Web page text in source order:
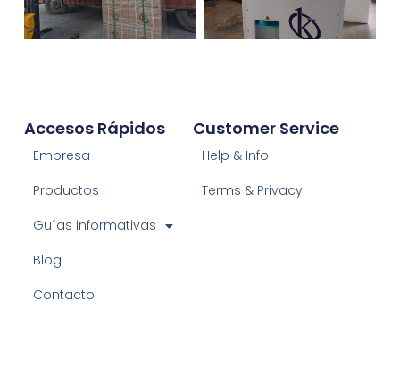
Customer Service
Help & Info
Terms & Privacy
Accesos Rápidos
Empresa
Productos
Guías informativas
Blog
Contacto